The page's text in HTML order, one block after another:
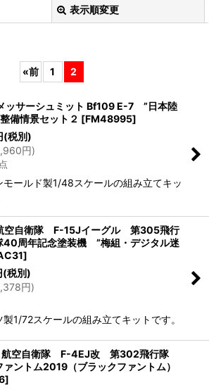
表示順変更
絞り込む
«前 1 2
サーシュミット Bf109 E-7 ”日本陸
備情景セット２ [FM48995]
(税別)
円)
モールド製1/48スケールの組み立てキッ
自衛隊 F-15Jイーグル 第305飛行
周年記念塗装機 ”梅組・デジタル迷
]
(税別)
円)
製1/72スケールの組み立てキットです。
空自衛隊 F-4EJ改 第302飛行隊
ァントム2019（ブラックファントム）
]